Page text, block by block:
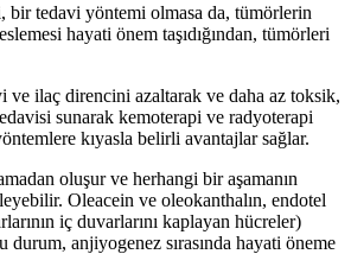
tedavi yöntemi olmasa da, tümörlerin
hayati önem taşıdığından, tümörleri
ve ilaç direncini azaltarak ve daha az toksik,
sunarak kemoterapi ve radyoterapi
kıyasla belirli avantajlar sağlar.
oluşur ve herhangi bir aşamanın
Oleacein ve oleokanthalın, endotel
iç duvarlarını kaplayan hücreler)
durum, anjiyogenez sırasında hayati öneme